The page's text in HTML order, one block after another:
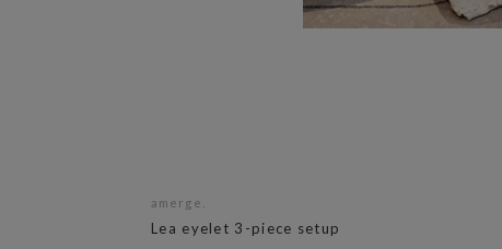
amerge.
Lea eyelet 3-piece setup